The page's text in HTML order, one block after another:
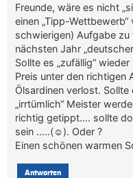
Freunde, wäre es nicht
einen „Tipp-
schwierigen) Aufgabe
nächsten Jahr
Sollte es „zufällig“
Preis unter den richtigen
Ölsardinen verlost.
„irrtümlich“ Meister
richtig getippt…. sollte
sein …..(☺). Oder ?
Einen schönen warmen
Antworten